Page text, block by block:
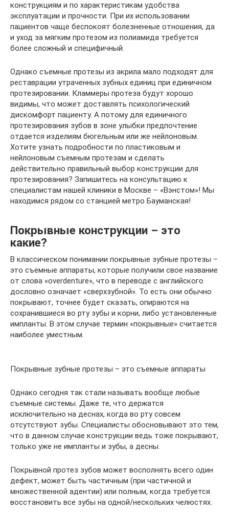
конструкциям и по характеристикам удобства
эксплуатации и прочности. При их использовании
пациентов чаще беспокоят болезненные отношения, да
и уход за мягким протезом из полиамида требуется
более сложный и специфичный.
Однако съемные протезы из акрила мало подходят для
реставрации утраченных зубных единиц при единичном
протезировании. Кламмеры протеза будут хорошо
видимы, что может доставлять психологический
дискомфорт пациенту. А потому для единичного
протезирования зубов в зоне улыбки предпочтение
отдается изделиям бюгельным или же нейлоновым.
Хотите узнать подробности по пластиковым и
нейлоновым съемным протезам и сделать
действительно правильный выбор конструкции для
протезирования? Запишитесь на консультацию к
специалистам нашей клиники в Москве – «Вэнстом»! Мы
находимся рядом со станцией метро Бауманская!
Покрывные конструкции – это
какие?
В классическом понимании покрывные зубные протезы –
это съемные аппараты, которые получили свое название
от слова «overdenture», что в переводе с английского
дословно означает «сверхзубной». То есть они обычно
покрывают, точнее будет сказать, опираются на
сохранившиеся во рту зубы и корни, либо установленные
импланты. В этом случае термин «покрывные» считается
наиболее уместным.
Покрывные зубные протезы – это съемные аппараты
Однако сегодня так стали называть вообще любые
съемные системы. Даже те, что держатся
исключительно на деснах, когда во рту совсем
отсутствуют зубы. Специалисты обосновывают это тем,
что в данном случае конструкции ведь тоже покрывают,
только уже не импланты и зубы, а десны.
Покрывной протез зубов может восполнять всего один
дефект, может быть частичным (при частичной и
множественной адентии) или полным, когда требуется
восстановить все зубы на одной/нескольких челюстях.